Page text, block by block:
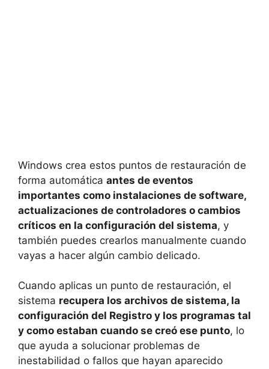
Windows crea estos puntos de restauración de
forma automática antes de eventos
importantes como instalaciones de software,
actualizaciones de controladores o cambios
críticos en la configuración del sistema, y
también puedes crearlos manualmente cuando
vayas a hacer algún cambio delicado.
Cuando aplicas un punto de restauración, el
sistema recupera los archivos de sistema, la
configuración del Registro y los programas tal
y como estaban cuando se creó ese punto, lo
que ayuda a solucionar problemas de
inestabilidad o fallos que hayan aparecido